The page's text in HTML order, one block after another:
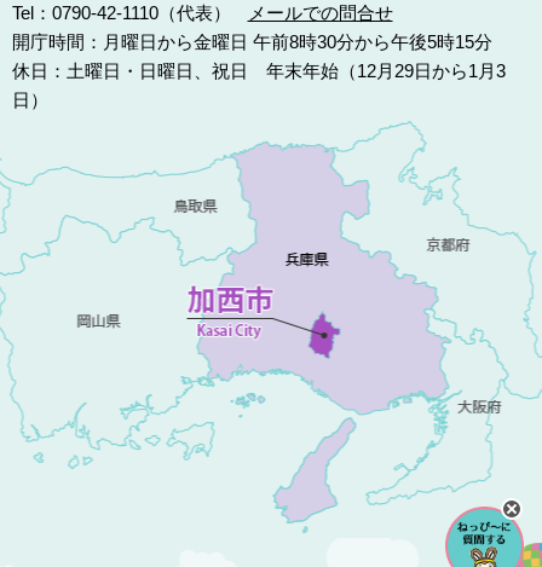
Tel：0790-42-1110（代表）
メールでの問合せ
開庁時間：月曜日から金曜日 午前8時30分から午後5時15分
休日：土曜日・日曜日、祝日 年末年始（12月29日から1月3
日）